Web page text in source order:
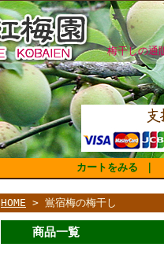
梅干しの通
カートをみる
HOME > 鴬宿梅の梅干し
商品一覧